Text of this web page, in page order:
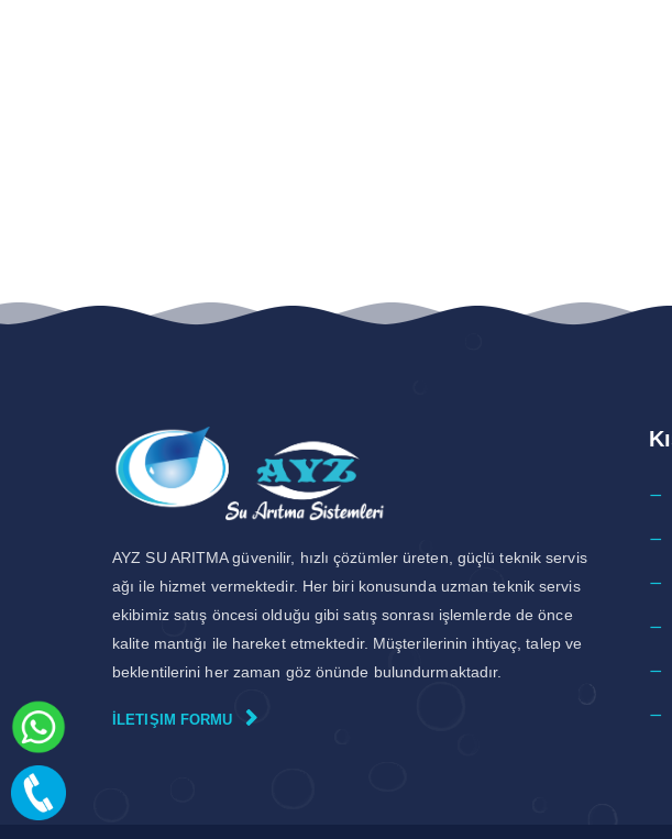
AYZ SU ARITMA güvenilir, hızlı çözümler üreten, güçlü teknik servis
ağı ile hizmet vermektedir. Her biri konusunda uzman teknik servis
ekibimiz satış öncesi olduğu gibi satış sonrası işlemlerde de önce
kalite mantığı ile hareket etmektedir. Müşterilerinin ihtiyaç, talep ve
beklentilerini her zaman göz önünde bulundurmaktadır.
İLETIŞIM FORMU